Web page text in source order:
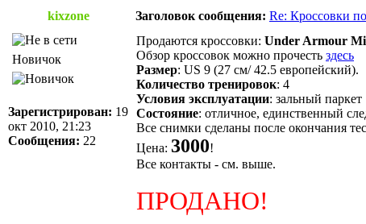
kixzone
Заголовок сообщения: Re: Кроссовки
Новичок
Зарегистрирован: 19
окт 2010, 21:23
Сообщения: 22
Продаются кроссовки: Under Armour
Обзор кроссовок можно прочесть здесь
Размер: US 9 (27 см/ 42.5 европейский).
Количество тренировок: 4
Условия эксплуатации: зальный паркет
Состояние: отличное, единственный
Все снимки сделаны после окончания
Цена: 3000!
Все контакты - см. выше.
ПРОДАНО!